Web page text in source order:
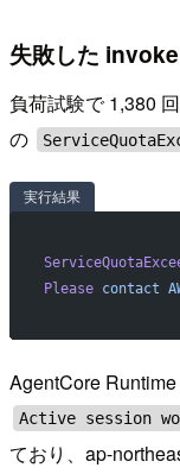
失敗した
負荷試験で 1,380
の
実行結果
Please contact
AgentCore
Active session
ており、ap-